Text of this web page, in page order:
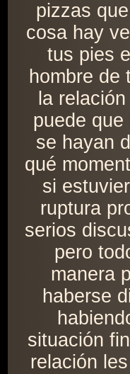
pizzas
cosa hay
tus pies
hombre de
la
puede
se hayan
qué
si
ruptura
serios
pero
manera
haberse
situación
relación